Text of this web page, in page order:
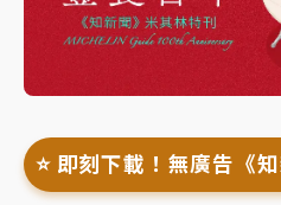
⭐️ 即刻下載！無廣告《